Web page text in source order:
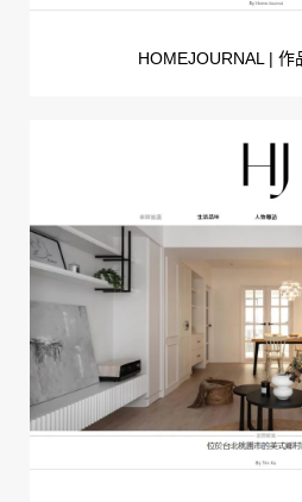
HOMEJOURNAL | 作